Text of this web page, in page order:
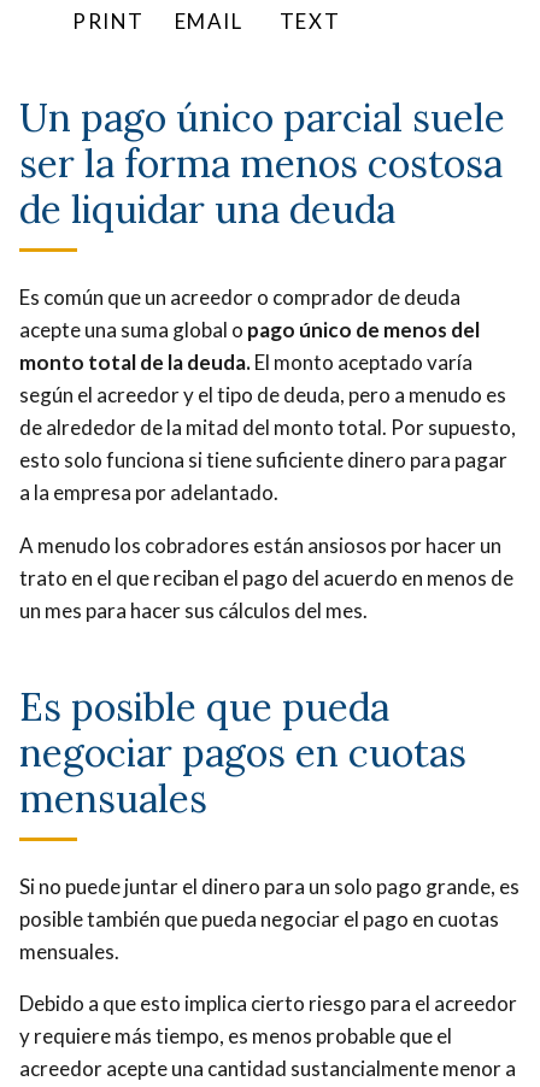
PRINT EMAIL TEXT
Un pago único parcial suele
ser la forma menos costosa
de liquidar una deuda
Es común que un acreedor o comprador de deuda
acepte una suma global o pago único de menos del
monto total de la deuda.El monto aceptado varía
según el acreedor y el tipo de deuda, pero a menudo es
de alrededor de la mitad del monto total. Por supuesto,
esto solo funciona si tiene suficiente dinero para pagar
a la empresa por adelantado.
A menudo los cobradores están ansiosos por hacer un
trato en el que reciban el pago del acuerdo en menos de
un mes para hacer sus cálculos del mes.
Es posible que pueda
negociar pagos en cuotas
mensuales
Si no puede juntar el dinero para un solo pago grande, es
posible también que pueda negociar el pago en cuotas
mensuales.
Debido a que esto implica cierto riesgo para el acreedor
y requiere más tiempo, es menos probable que el
acreedor acepte una cantidad sustancialmente menor a